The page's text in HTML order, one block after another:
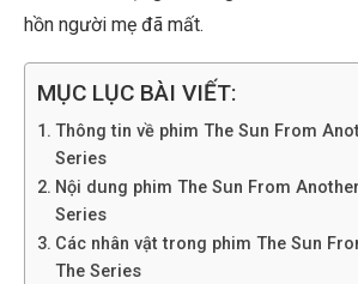
hồn người mẹ đã mất.
MỤC LỤC BÀI VIẾT:
Thông tin về phim The Sun From
Series
Nội dung phim The Sun From
Series
Các nhân vật trong phim The Sun
The Series